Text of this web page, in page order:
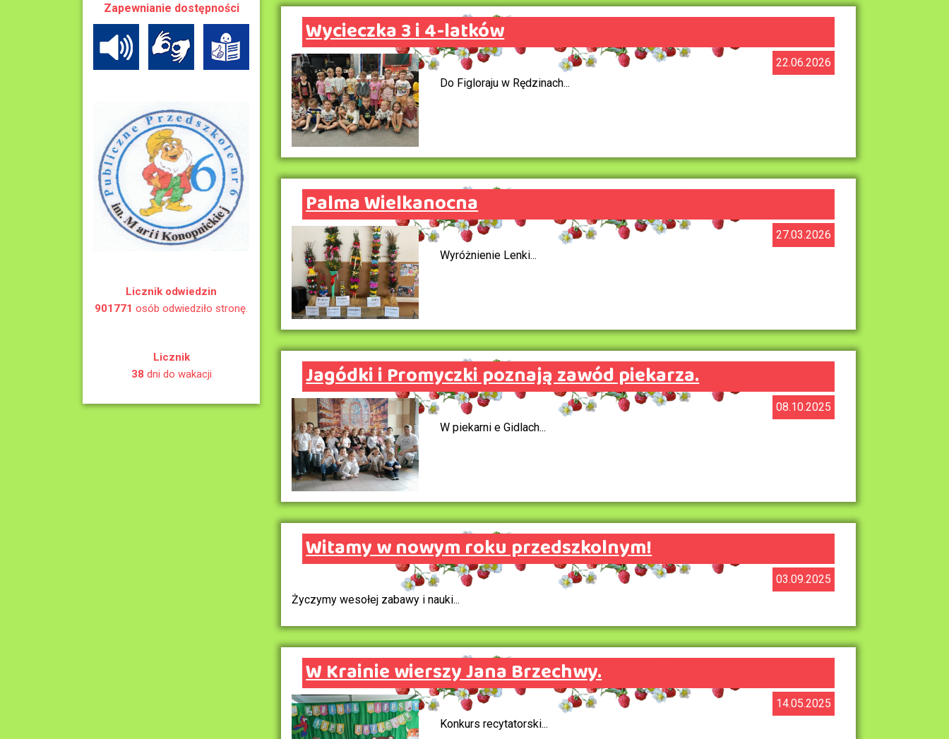
Wycieczka 3 i 4-latków
22.06.2026
Do Figloraju w Rędzinach...
Palma Wielkanocna
27.03.2026
Wyróżnienie Lenki...
Jagódki i Promyczki poznają zawód piekarza.
08.10.2025
W piekarni e Gidlach...
Witamy w nowym roku przedszkolnym!
03.09.2025
Życzymy wesołej zabawy i nauki...
W Krainie wierszy Jana Brzechwy.
14.05.2025
Konkurs recytatorski...
Zapewnianie dostępności
Licznik odwiedzin
901771 osób odwiedziło stronę.
Licznik
38 dni do wakacji